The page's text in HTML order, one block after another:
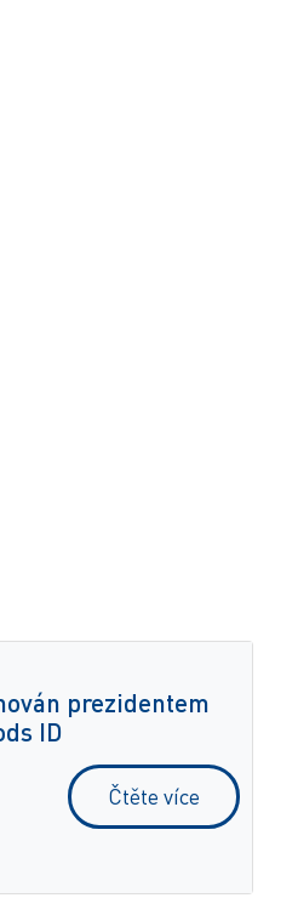
prezidentem
ID
Čtěte více